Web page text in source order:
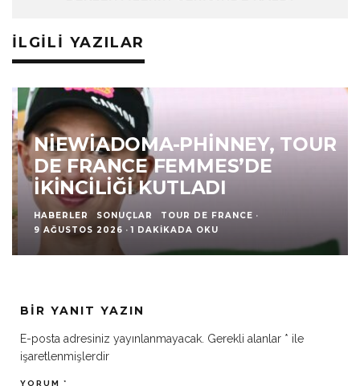
İLGILI YAZILAR
NIEWIADOMA-PHINNEY, TOUR
DE FRANCE FEMMES’DE
İKINCILIĞI KUTLADI
HABERLER SONUÇLAR TOUR DE FRANCE ·
9 AĞUSTOS 2026 · 1 DAKIKADA OKU
BIR YANIT YAZIN
E-posta adresiniz yayınlanmayacak. Gerekli alanlar * ile
işaretlenmişlerdir
YORUM *